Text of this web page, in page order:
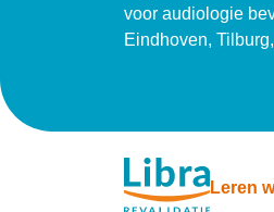
voor audiologie
Eindhoven,
Leren